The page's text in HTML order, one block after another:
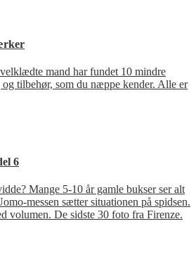
mand har fundet 10 mindre
tilbehør, som du næppe kender. Alle er
6
Mange 5-10 år gamle bukser ser alt
messen sætter situationen på spidsen.
volumen. De sidste 30 foto fra Firenze.